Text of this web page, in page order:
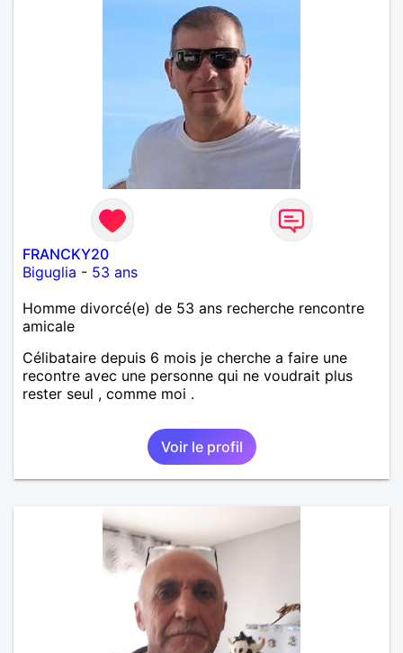
FRANCKY20
Biguglia - 53 ans
Homme divorcé(e) de 53 ans recherche rencontre
amicale
Célibataire depuis 6 mois je cherche a faire une
recontre avec une personne qui ne voudrait plus
rester seul , comme moi .
Voir le profil